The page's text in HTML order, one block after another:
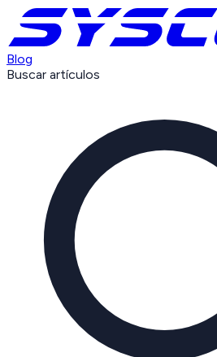
Blog
Buscar artículos